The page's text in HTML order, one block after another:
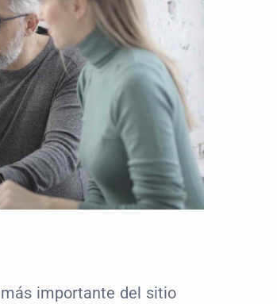
importante del sitio